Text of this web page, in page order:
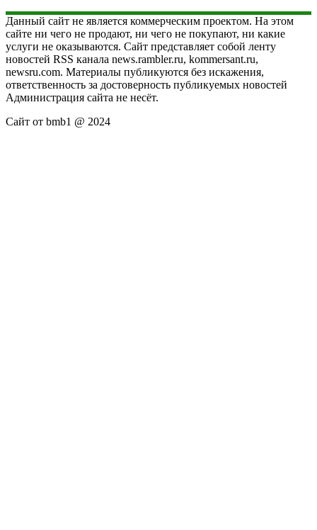
Данный сайт не является коммерческим проектом. На этом
сайте ни чего не продают, ни чего не покупают, ни какие
услуги не оказываются. Сайт представляет собой ленту
новостей RSS канала news.rambler.ru, kommersant.ru,
newsru.com. Материалы публикуются без искажения,
ответственность за достоверность публикуемых новостей
Администрация сайта не несёт.
Сайт от bmb1 @ 2024